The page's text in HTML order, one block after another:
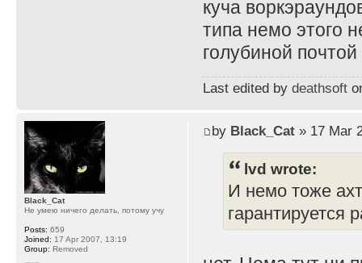
куча
типа немо этого
голубиной
Last edited by deathsoft
by Black_Cat» 17 Mar
lvd wrote:
И немо тоже
гарантируется
Black_Cat
Не умею ничего делать, потому учу
Posts: 659
Joined: 17 Apr 2007, 13:19
Group: Removed